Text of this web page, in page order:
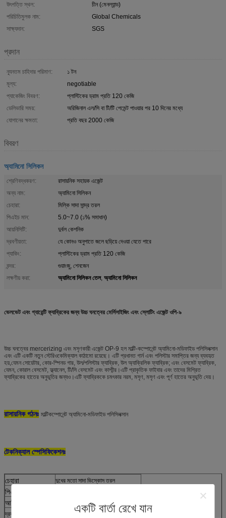
একটি বার্তা রেখে যান
উৎপত্তি স্থল:
চীন (মেনল্যান্ড)
পরিচিতিমুলক নাম:
Global Chemicals
সাক্ষ্যদান:
SGS
প্রদান
ন্যূনতম চাহিদার পরিমাণ:
১ টন
মূল্য:
negotiable
প্যাকেজিং বিবরণ:
প্লাস্টিকের ড্রাম প্রতি 120 কেজি
ডেলিভারি সময়:
অরিজিনাল এল/সি বা টি/টি পেমেন্ট পাওয়ার পর 10 দিনের মধ্যে
যোগানের ক্ষমতা:
প্রতি বছর 2000 কেজি
বিবরণ
অ্যামিনো সিলিকন
শ্রেণিবদ্ধকরণ:
রাসায়নিক সহায়ক এজেন্ট
অন্য নাম:
অ্যামিনো সিলিকন
চেহারা:
মিল্কি সাদা সান্দ্র তরল
পিএইচ মান:
5.0~7.0 (১% সমাধান)
আয়নিসিটি:
দুর্বল কেশনিক
দ্রবণীয়তা:
যে কোনও অনুপাতে জলে ছড়িয়ে দেওয়া যেতে পারে
প্যাকিং:
প্লাস্টিকের ড্রাম প্রতি 120 কেজি
বন্দর:
গুয়াংজু, শেনজেন
লক্ষণীয় করা:
অ্যামিনো সিলিকন তেল, অ্যামিনো সিলিকন
ভেলভেট এবং গ্যারেন্টি ফ্যাব্রিকের জন্য উচ্চ ঘনত্বের মের্সিসাইজিং এবং স্লোটিং এজেন্ট ওপি-৯
উচ্চ ঘনত্বের mercerizing এবং মসৃণকারী এজেন্ট OP-9 হল মাল্টি-কম্পোনেন্ট অ্যামিনো-মডিফাইড পলিসিলক্সান
এবং এটি একটি নতুন স্টেরিওকেমিক্যাল কাঠামো রয়েছে। এটি প্রধানত গার্ন এবং পলিস্টার সমাপ্তির জন্য ব্যবহৃত
হয়,যেমন সোয়েটার, কোর-স্পিনড গার, উল/পলিস্টার ফ্যাব্রিক, উল অ্যাক্রিলিক ফ্যাব্রিক; এবং বেসমেট ফ্যাব্রিক,
যেমন, কোরাল বেসমেট, ফ্ল্যানেল, টি/সি বেসমেট এবং কাশ্মীর।এটি প্রাকৃতিক ফাইবার এবং তাদের মিশ্রিত
ফ্যাব্রিকের হাতের অনুভূতির জন্যও।এটি ফ্যাব্রিককে চমৎকার নরম, মসৃণ, মসৃণ এবং পূর্ণ হাতের অনুভূতি দেয়।
রাসায়নিক গঠনঃ মাল্টিকম্পোনেন্ট অ্যামিনো-মডিফাইড পলিসিলক্সান
টেকনিক্যাল স্পেসিফিকেশনঃ
চেহারা দুধের মতো সাদা ভিস্কোস তরল
পিএইচ মান
আইওনিটি দুর্বল ক্যাটিওনিক
দ্রবণীয়তা পানিতে যেকোনো অনুপাতে ছড়িয়ে পড়তে পারে